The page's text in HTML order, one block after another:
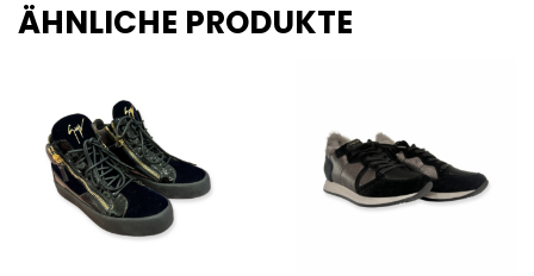
ÄHNLICHE PRODUKTE